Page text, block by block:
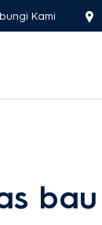
Kami
bau